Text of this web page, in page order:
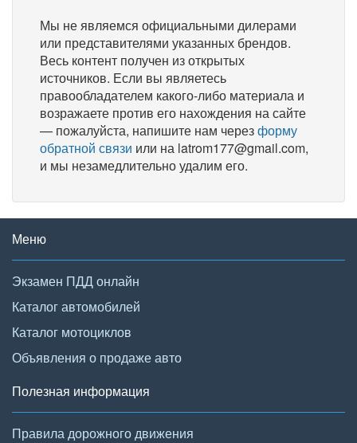
Мы не являемся официальными дилерами
или представителями указанных брендов.
Весь контент получен из открытых
источников. Если вы являетесь
правообладателем какого-либо материала и
возражаете против его нахождения на сайте
— пожалуйста, напишите нам черезформу
обратной связи или на latrom177@gmail.com,
и мы незамедлительно удалим его.
Меню
Экзамен ПДД онлайн
Каталог автомобилей
Каталог мотоциклов
Объявления о продаже авто
Полезная информация
Правила дорожного движения